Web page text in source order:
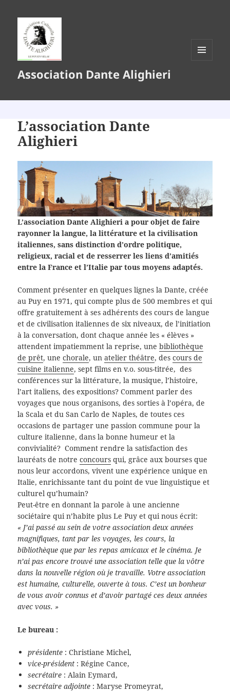
Association Dante Alighieri
L’association Dante
Alighieri
L’association Dante Alighieri a pour objet de faire
rayonner la langue, la littérature et la civilisation
italiennes, sans distinction d’ordre politique,
religieux, racial et de resserrer les liens d’amitiés
entre la France et l’Italie par tous moyens adaptés.
Comment présenter en quelques lignes la Dante, créée
au Puy en 1971, qui compte plus de 500 membres et qui
offre gratuitement à ses adhérents des cours de langue
et de civilisation italiennes de six niveaux, de l’initiation
à la conversation, dont chaque année les « élèves »
attendent impatiemment la reprise, unebibliothèque
de prêt, unechorale, unatelier théâtre, descours de
cuisine italienne, sept films en v.o. sous-titrée, des
conférences sur la littérature, la musique, l’histoire,
l’art italiens, des expositions? Comment parler des
voyages que nous organisons, des sorties à l’opéra, de
la Scala et du San Carlo de Naples, de toutes ces
occasions de partager une passion commune pour la
culture italienne, dans la bonne humeur et la
convivialité? Comment rendre la satisfaction des
lauréats de notreconcours qui, grâce aux bourses que
nous leur accordons, vivent une expérience unique en
Italie, enrichissante tant du point de vue linguistique et
culturel qu’humain?
Peut-être en donnant la parole à une ancienne
sociétaire qui n’habite plus Le Puy et qui nous écrit:
« J’ai passé au sein de votre association deux années
magnifiques, tant par les voyages, les cours, la
bibliothèque que par les repas amicaux et le cinéma. Je
n’ai pas encore trouvé une association telle que la vôtre
dans la nouvelle région où je travaille. Votre association
est humaine, culturelle, ouverte à tous. C’est un bonheur
de vous avoir connus et d’avoir partagé ces deux années
avec vous. »
Le bureau :
présidente : Christiane Michel,
vice-président : Régine Cance,
secrétaire : Alain Eymard,
secrétaire adjointe : Maryse Promeyrat,